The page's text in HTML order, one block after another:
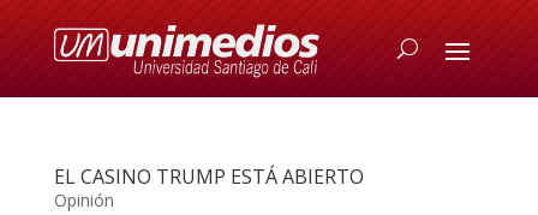
EL CASINO TRUMP ESTÁ ABIERTO
Opinión